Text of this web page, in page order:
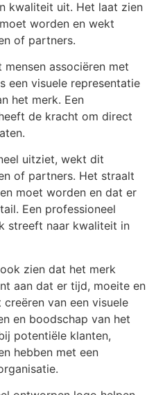
kwaliteit uit. Het laat zien
worden en wekt
of partners.
associëren met
een visuele representatie
het merk. Een
de kracht om direct
uitziet, wekt dit
of partners. Het straalt
moet worden en dat er
Een professioneel
streeft naar kwaliteit in
zien dat het merk
aan dat er tijd, moeite en
van een visuele
en boodschap van het
potentiële klanten,
hebben met een